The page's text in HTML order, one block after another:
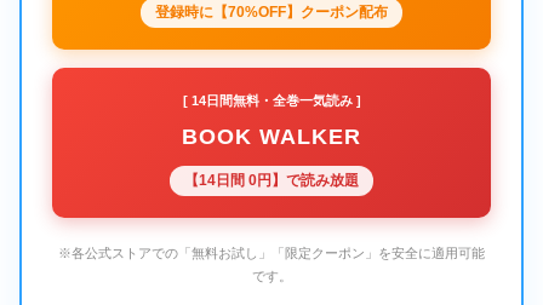
登録時に【70%OFF】クーポン配布
[ 14日間無料・全巻一気読み ]
BOOK WALKER
【14日間 0円】で読み放題
※各公式ストアでの「無料お試し」「限定クーポン」を安全に適用可能
です。